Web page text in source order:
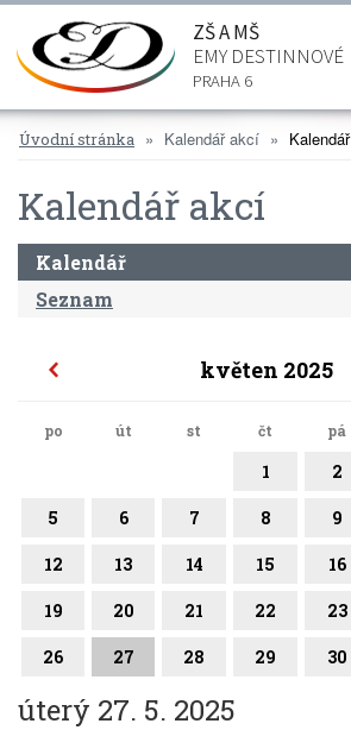
ZŠ A MŠ
EMY DESTINNOVÉ
PRAHA 6
Úvodní stránka Kalendář akcí Kalendář
Kalendář akcí
Kalendář
Seznam
květen 2025
po út st čt pá
1 2
5 6 7 8 9
12 13 14 15 16
19 20 21 22 23
26 27 28 29 30
úterý 27. 5. 2025